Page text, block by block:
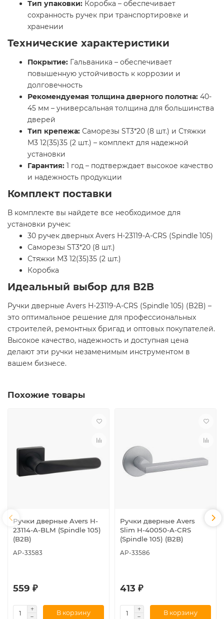
Тип упаковки: Коробка – обеспечивает
сохранность ручек при транспортировке и
хранении
Технические характеристики
Покрытие: Гальваника – обеспечивает
повышенную устойчивость к коррозии и
долговечность
Рекомендуемая толщина дверного полотна: 40-
45 мм – универсальная толщина для большинства
дверей
Тип крепежа: Саморезы ST3*20 (8 шт.) и Стяжки
М3 12(35)35 (2 шт.) – комплект для надежной
установки
Гарантия: 1 год – подтверждает высокое качество
и надежность продукции
Комплект поставки
В комплекте вы найдете все необходимое для
установки ручек:
30 ручек дверных Avers H-23119-A-CRS (Spindle 105)
Саморезы ST3*20 (8 шт.)
Стяжки М3 12(35)35 (2 шт.)
Коробка
Идеальный выбор для B2B
Ручки дверные Avers H-23119-A-CRS (Spindle 105) (B2B) –
это оптимальное решение для профессиональных
строителей, ремонтных бригад и оптовых покупателей.
Высокое качество, надежность и доступная цена
делают эти ручки незаменимым инструментом в
вашем бизнесе.
Похожие товары
Ручки дверные Avers H-
23114-A-BLM (Spindle 105)
(B2B)
AP-33583
559 ₽
В корзину
Ручки дверные Avers
Slim H-40050-A-CRS
(Spindle 105) (B2B)
AP-33586
413 ₽
В корзину